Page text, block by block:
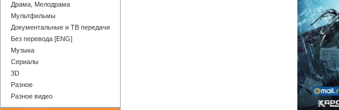
Драма, Мелодрама
Мультфильмы
Документальные и ТВ передачи
Без перевода [ENG]
Музыка
Сериалы
3D
Разное
Разное видео